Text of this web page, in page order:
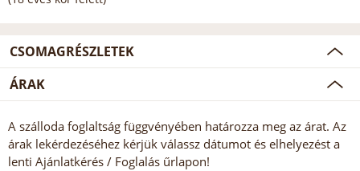
CSOMAGRÉSZLETEK
ÁRAK
A szálloda foglaltság függvényében határozza meg az árat. Az
árak lekérdezéséhez kérjük válassz dátumot és elhelyezést a
lenti Ajánlatkérés / Foglalás űrlapon!